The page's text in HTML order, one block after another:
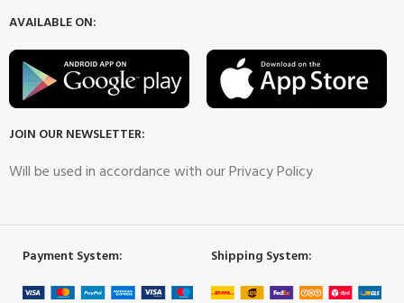
AVAILABLE ON:
JOIN OUR NEWSLETTER:
Will be used in accordance with our Privacy Policy
Payment System: Shipping System: